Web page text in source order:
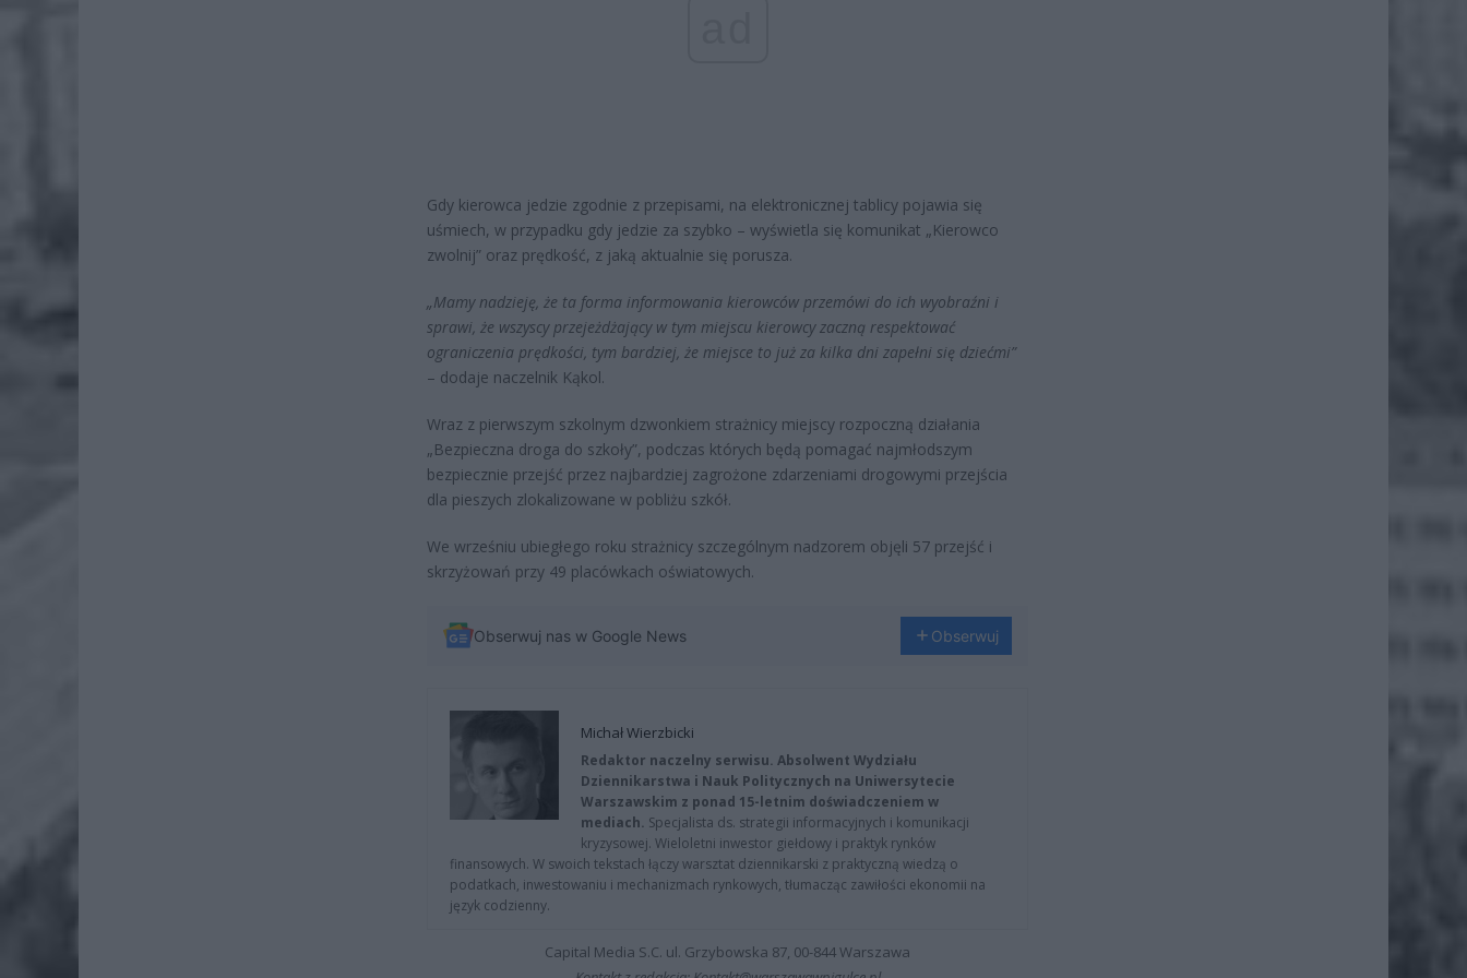
Gdy kierowca jedzie zgodnie z przepisami, na elektronicznej tablicy pojawia się
uśmiech, w przypadku gdy jedzie za szybko – wyświetla się komunikat „Kierowco
zwolnij” oraz prędkość, z jaką aktualnie się porusza.
„Mamy nadzieję, że ta forma informowania kierowców przemówi do ich wyobraźni i
sprawi, że wszyscy przejeżdżający w tym miejscu kierowcy zaczną respektować
ograniczenia prędkości, tym bardziej, że miejsce to już za kilka dni zapełni się dziećmi”
– dodaje naczelnik Kąkol.
Wraz z pierwszym szkolnym dzwonkiem strażnicy miejscy rozpoczną działania
„Bezpieczna droga do szkoły”, podczas których będą pomagać najmłodszym
bezpiecznie przejść przez najbardziej zagrożone zdarzeniami drogowymi przejścia
dla pieszych zlokalizowane w pobliżu szkół.
We wrześniu ubiegłego roku strażnicy szczególnym nadzorem objęli 57 przejść i
skrzyżowań przy 49 placówkach oświatowych.
Obserwuj nas w Google News Obserwuj
Michał Wierzbicki
Redaktor naczelny serwisu. Absolwent Wydziału
Dziennikarstwa i Nauk Politycznych na Uniwersytecie
Warszawskim z ponad 15-letnim doświadczeniem w
mediach. Specjalista ds. strategii informacyjnych i komunikacji
kryzysowej. Wieloletni inwestor giełdowy i praktyk rynków
finansowych. W swoich tekstach łączy warsztat dziennikarski z praktyczną wiedzą o
podatkach, inwestowaniu i mechanizmach rynkowych, tłumacząc zawiłości ekonomii na
język codzienny.
Capital Media S.C. ul. Grzybowska 87, 00-844 Warszawa